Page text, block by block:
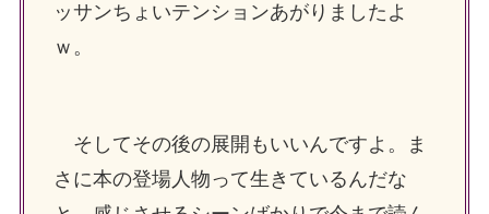
ッサンちょいテンションあがりましたよ
ｗ。
そしてその後の展開もいいんですよ。ま
さに本の登場人物って生きているんだな